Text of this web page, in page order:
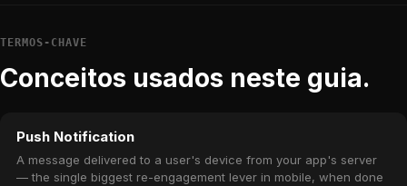
TERMOS-CHAVE
Conceitos usados neste guia.
Push Notification
A message delivered to a user's device from your app's server
— the single biggest re-engagement lever in mobile, when done